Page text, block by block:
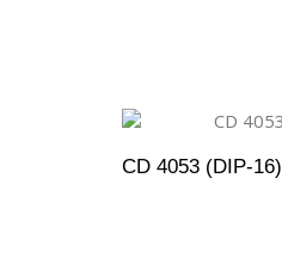
CD 4053 (DIP-16)